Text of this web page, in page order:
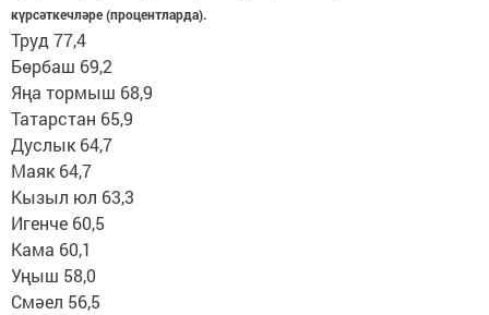
күрсәткечләре (процентларда).
Труд 77,4
Бөрбаш 69,2
Яңа тормыш 68,9
Татарстан 65,9
Дуслык 64,7
Маяк 64,7
Кызыл юл 63,3
Игенче 60,5
Кама 60,1
Уңыш 58,0
Смәел 56,5